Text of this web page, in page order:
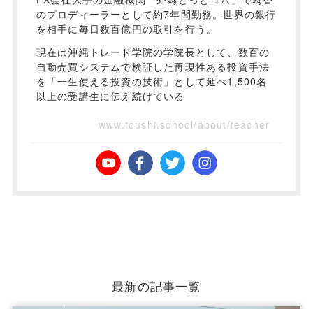
のプロディーラーとして約7年間勤務。世界の銀行
を相手に毎日数百億円の取引を行う。
現在は沖縄トレード学院の学院長として、数百の
自動売買システムで検証した再現性ある投資手法
を「一生使える投資の技術」として延べ1,500名
以上の受講生に伝え続けている
www.toushi.school/about/teacher
最新の記事一覧